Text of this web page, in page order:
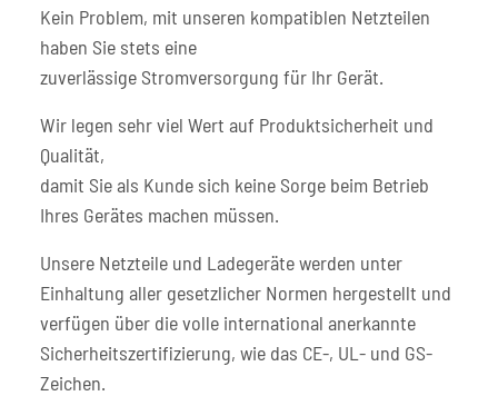
Kein Problem, mit unseren kompatiblen Netzteilen
haben Sie stets eine
zuverlässige Stromversorgung für Ihr Gerät.
Wir legen sehr viel Wert auf Produktsicherheit und
Qualität,
damit Sie als Kunde sich keine Sorge beim Betrieb
Ihres Gerätes machen müssen.
Unsere Netzteile und Ladegeräte werden unter
Einhaltung aller gesetzlicher Normen hergestellt und
verfügen über die volle international anerkannte
Sicherheitszertifizierung, wie das CE-, UL- und GS-
Zeichen.